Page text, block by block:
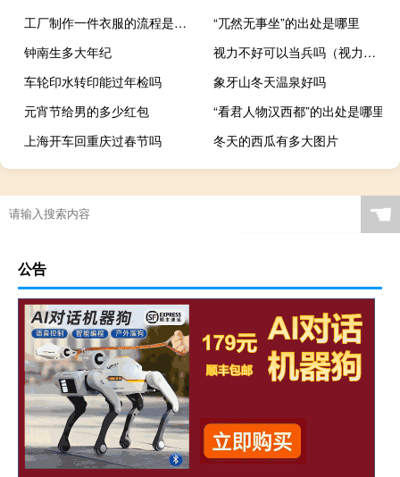
工厂制作一件衣服的流程是怎么样的？如何设计爆款衣服？
“兀然无事坐”的出处是哪里
钟南生多大年纪
视力不好可以当兵吗（视力不好）
车轮印水转印能过年检吗
象牙山冬天温泉好吗
元宵节给男的多少红包
“看君人物汉西都”的出处是哪里
上海开车回重庆过春节吗
冬天的西瓜有多大图片
等腰三角形的高度怎么计算
☚
公告